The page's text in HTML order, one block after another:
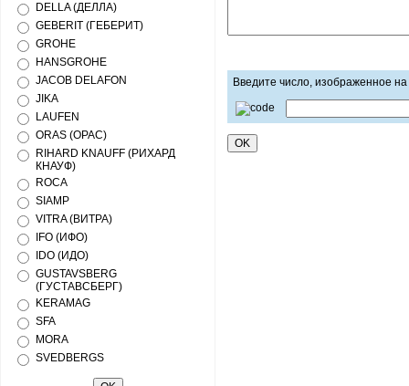
DELLA (ДЕЛЛА)
GEBERIT (ГЕБЕРИТ)
GROHE
HANSGROHE
JACOB DELAFON
JIKA
LAUFEN
ORAS (ОРАС)
RIHARD KNAUFF (РИХАРД
КНАУФ)
ROCA
SIAMP
VITRA (ВИТРА)
IFO (ИФО)
IDO (ИДО)
GUSTAVSBERG
(ГУСТАВСБЕРГ)
KERAMAG
SFA
MORA
SVEDBERGS
Введите число, изображенное на